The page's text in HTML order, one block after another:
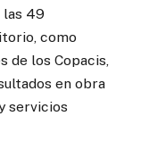
las 49
como
de los Copacis,
en obra
servicios